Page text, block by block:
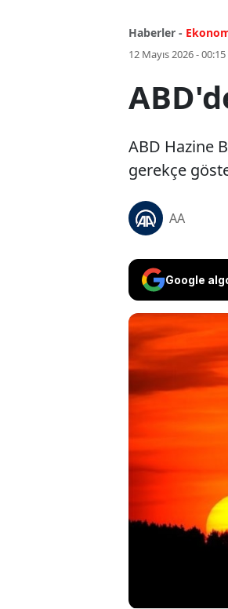
Haberler -
12 Mayıs 2026 - 00:15
ABD Hazine
gerekçe
AA
Google